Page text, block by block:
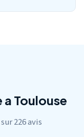
Toulouse
226 avis